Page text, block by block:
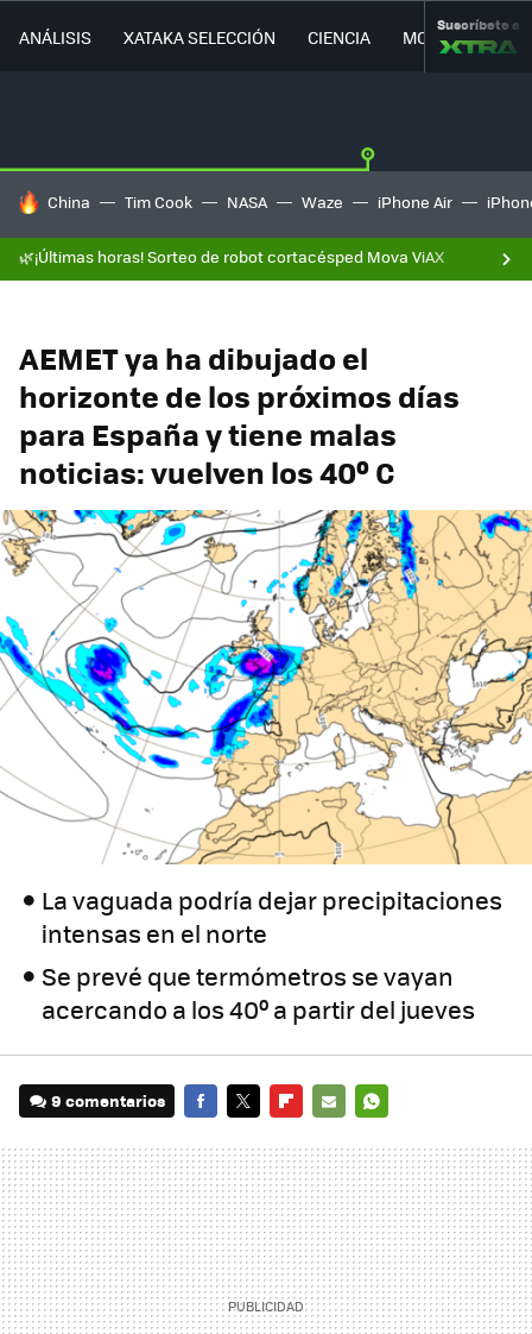
ANÁLISIS XATAKA SELECCIÓN CIENCIA MOVILIDAD
Suscríbete a
HOY SE HABLA DE
China Tim Cook NASA Waze iPhone Air
🌿¡Últimas horas! Sorteo de robot cortacésped Mova ViAX
AEMET ya ha dibujado el
horizonte de los próximos días
para España y tiene malas
noticias: vuelven los 40º C
La vaguada podría dejar precipitaciones
intensas en el norte
Se prevé que termómetros se vayan
acercando a los 40º a partir del jueves
9 comentarios
MAIL